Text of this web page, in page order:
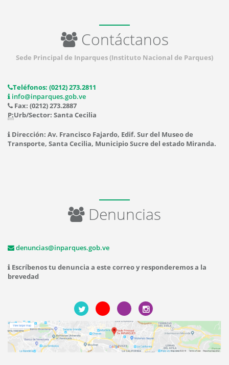
Contáctanos
Sede Principal de Inparques (Instituto Nacional de Parques)
Teléfonos: (0212) 273.2811
info@inparques.gob.ve
Fax: (0212) 273.2887
P:Urb/Sector: Santa Cecilia
Dirección: Av. Francisco Fajardo, Edif. Sur del Museo de
Transporte, Santa Cecilia, Municipio Sucre del estado Miranda.
Denuncias
denuncias@inparques.gob.ve
Escríbenos tu denuncia a este correo y responderemos a la
brevedad